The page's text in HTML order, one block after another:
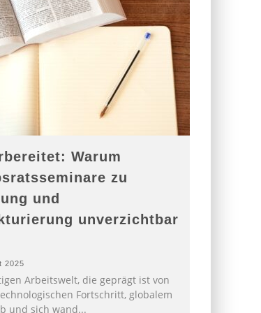
Warum
zu
und
unverzichtbar
2025
Arbeitswelt, die geprägt ist von
Fortschritt, globalem
und sich wand...